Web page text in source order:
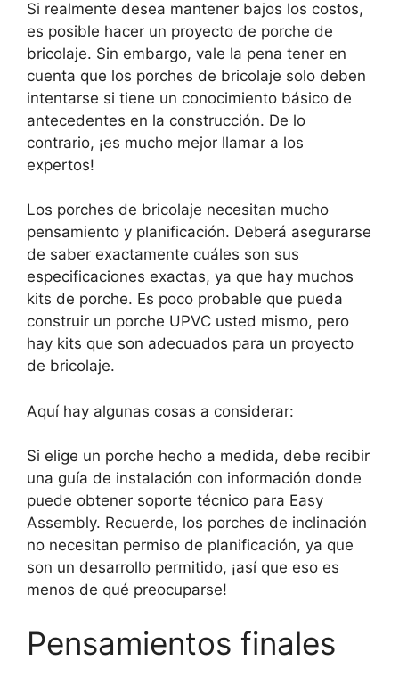
Si realmente desea mantener bajos los costos,
es posible hacer un proyecto de porche de
bricolaje. Sin embargo, vale la pena tener en
cuenta que los porches de bricolaje solo deben
intentarse si tiene un conocimiento básico de
antecedentes en la construcción. De lo
contrario, ¡es mucho mejor llamar a los
expertos!
Los porches de bricolaje necesitan mucho
pensamiento y planificación. Deberá asegurarse
de saber exactamente cuáles son sus
especificaciones exactas, ya que hay muchos
kits de porche. Es poco probable que pueda
construir un porche UPVC usted mismo, pero
hay kits que son adecuados para un proyecto
de bricolaje.
Aquí hay algunas cosas a considerar:
Si elige un porche hecho a medida, debe recibir
una guía de instalación con información donde
puede obtener soporte técnico para Easy
Assembly. Recuerde, los porches de inclinación
no necesitan permiso de planificación, ya que
son un desarrollo permitido, ¡así que eso es
menos de qué preocuparse!
Pensamientos finales